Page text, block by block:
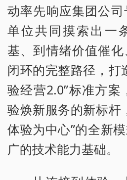
动率先响应集团公
单位共同摸索出一
基、到情绪价值催
闭环的完整路径，打
验经营2.0”标准方案
验焕新服务的新标杆
体验为中心”的全新
广的技术能力基础。